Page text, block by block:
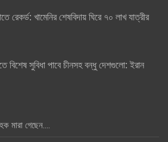
রেকর্ড: খামেনির শেষবিদায় ঘিরে ৭০ লাখ যাত্রীর
বিশেষ সুবিধা পাবে চীনসহ বন্ধু দেশগুলো: ইরান
মারা গেছেন….